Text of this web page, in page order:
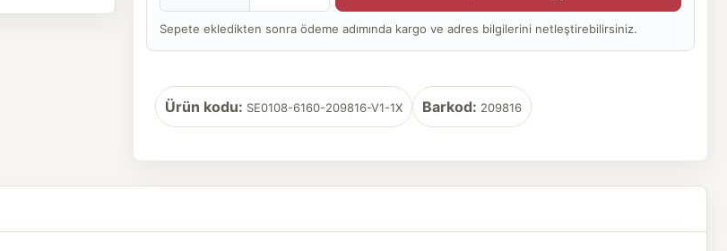
Sepete ekledikten sonra ödeme adımında kargo ve adres bilgilerini netleştirebilirsiniz.
Ürün kodu: SE0108-6160-209816-V1-1X Barkod: 209816